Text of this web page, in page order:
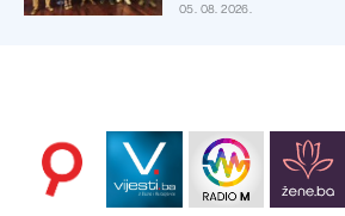
05. 08. 2026.